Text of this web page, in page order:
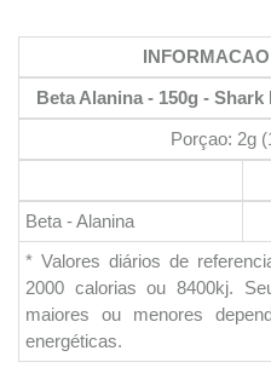
Beta Alanina - 150g - Shark
Porçao: 2g
Beta - Alanina
* Valores diários de
2000 calorias ou 8400kj.
maiores ou menores
energéticas.